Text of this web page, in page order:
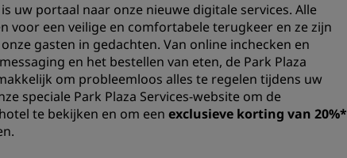
uw portaal naar onze nieuwe digitale services. Alle
voor een veilige en comfortabele terugkeer en ze zijn
gasten in gedachten. Van online inchecken en
en het bestellen van eten, de Park Plaza
om probleemloos alles te regelen tijdens uw
speciale Park Plaza Services-website om de
te bekijken en om eenexclusieve korting van 20%*